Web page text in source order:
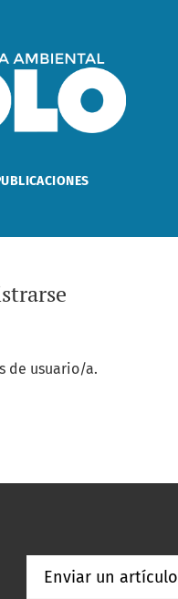
de usuario/a.
Enviar un artículo